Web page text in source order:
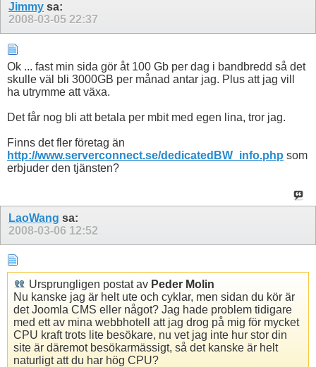
Jimmy sa:
2008-03-05 22:37
Ok ... fast min sida gör åt 100 Gb per dag i bandbredd så det
skulle väl bli 3000GB per månad antar jag. Plus att jag vill
ha utrymme att växa.
Det får nog bli att betala per mbit med egen lina, tror jag.
Finns det fler företag än
http://www.serverconnect.se/dedicatedBW_info.php som
erbjuder den tjänsten?
LaoWang sa:
2008-03-06 12:52
Ursprungligen postat av Peder Molin
Nu kanske jag är helt ute och cyklar, men sidan du kör är
det Joomla CMS eller något? Jag hade problem tidigare
med ett av mina webbhotell att jag drog på mig för mycket
CPU kraft trots lite besökare, nu vet jag inte hur stor din
site är däremot besökarmässigt, så det kanske är helt
naturligt att du har hög CPU?